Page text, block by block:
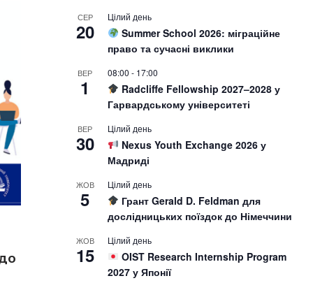
СЕР
20
Цілий день
Summer School 2026: міграційне
право та сучасні виклики
ВЕР
1
08:00 - 17:00
Radcliffe Fellowship 2027–2028 у
Гарвардському університеті
ВЕР
30
Цілий день
Nexus Youth Exchange 2026 у
Мадриді
ЖОВ
5
Цілий день
Грант Gerald D. Feldman для
дослідницьких поїздок до Німеччини
ЖОВ
15
Цілий день
OIST Research Internship Program
2027 у Японії